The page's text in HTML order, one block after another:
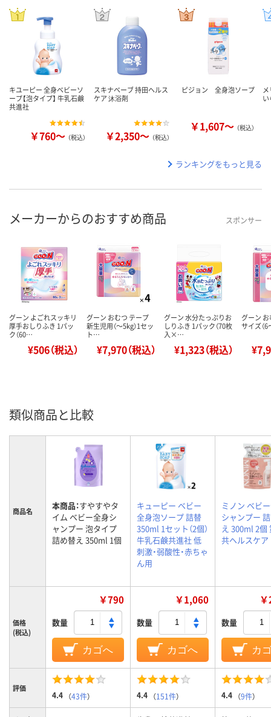
キユーピー 全身ベビーソ
ープ【泡タイプ】 牛乳石鹸
共進社
￥760～ （税込）
スキナベーブ 持田ヘルス
ケア 沐浴剤
￥2,350～ （税込）
ピジョン 全身泡ソープ
￥1,607～ （税込）
ランキングをもっと見る
メーカーからのおすすめ商品 スポンサー
グーン よごれスッキリ
厚手おしりふき 1パッ
ク（60…
¥506（税込）
グーン おむつ テープ
新生児用（～5kg）1セッ
ト…
¥7,970（税込）
グーン 水分たっぷりお
しりふき 1パック（70枚
入×…
¥1,323（税込）
グーン
サイズ（
類似商品と比較
商品名 本商品：すやすやタ
イム ベビー全身シ
ャンプー 泡タイプ
詰め替え 350ml 1個
キューピー ベビー
全身泡ソープ 詰替
350ml 1セット（2個）
牛乳石鹸共進社 低
刺激・弱酸性・赤ちゃ
ん用
ミノン ベビ
シャンプー
え 300ml 2個
共ヘルスケア
価格
(税込)
￥790
数量
カゴへ
￥1,060
数量
カゴへ
数量
カ
評価
4.4 （43件） 4.4 （151件） 4.4 （9件）